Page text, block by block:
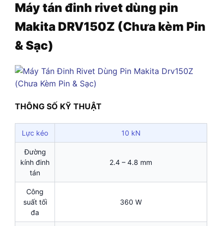
Máy tán đinh rivet dùng pin
Makita DRV150Z (Chưa kèm Pin
& Sạc)
THÔNG SỐ KỸ THUẬT
Lực kéo 10 kN
Đường
kính đinh
tán
2.4 – 4.8 mm
Công
suất tối
đa
360 W